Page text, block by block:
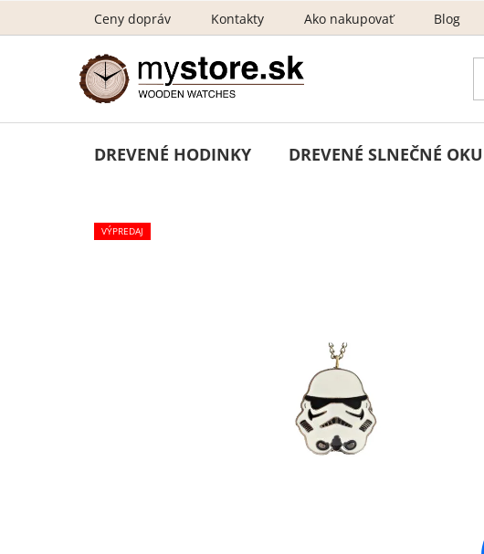
Ceny dopráv Kontakty Ako nakupovať Blog
DREVENÉ HODINKY DREVENÉ SLNEČNÉ
VÝPREDAJ